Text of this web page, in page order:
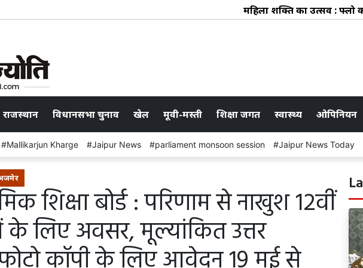
महिला शक्ति का उत्सव : फ्लो
राजस्थान विधानसभा चुनाव खेल मूवी-मस्ती शिक्षा जगत स्वास्थ्य ओपिनियन
Mallikarjun Kharge Jaipur News parliament monsoon session Jaipur News Today
शिक्षा बोर्ड : परिणाम से नाखुश 12वीं
के लिए अवसर, मूल्यांकित उत्तर